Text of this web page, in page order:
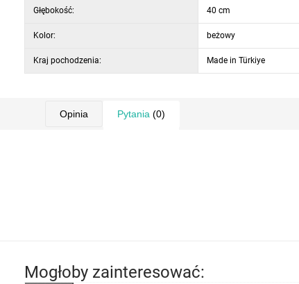
Głębokość: 40 cm
Kolor: beżowy
Kraj pochodzenia: Made in Türkiye
Opinia Pytania (0)
Mogłoby zainteresować: